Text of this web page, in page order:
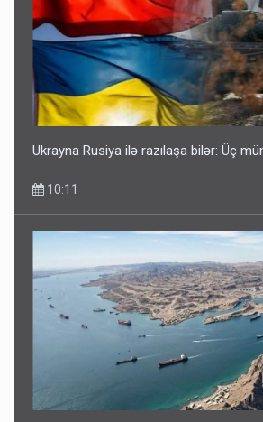
Ukrayna Rusiya ilə razılaşa bilər: Üç
10:11